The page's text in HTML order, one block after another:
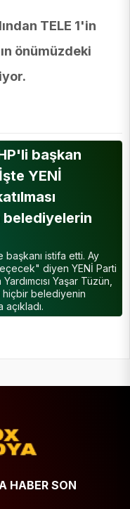
TELE 1'in
önümüzdeki
başkan
YENİ
belediyelerin
istifa etti. Ay
diyen YENİ Parti
Yaşar Tüzün,
hiçbir belediyenin
açıkladı.
HABER SON